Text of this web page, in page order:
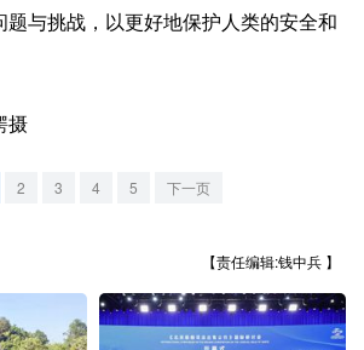
江西
湖北 湖南
与挑战，以更好地保护人类的安全和
摄
2 3 4 5 下一页
【责任编辑:钱中兵 】